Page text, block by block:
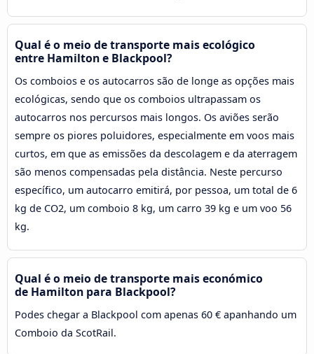
Qual é o meio de transporte mais ecológico
entre Hamilton e Blackpool?
Os comboios e os autocarros são de longe as opções mais
ecológicas, sendo que os comboios ultrapassam os
autocarros nos percursos mais longos. Os aviões serão
sempre os piores poluidores, especialmente em voos mais
curtos, em que as emissões da descolagem e da aterragem
são menos compensadas pela distância. Neste percurso
específico, um autocarro emitirá, por pessoa, um total de 6
kg de CO2, um comboio 8 kg, um carro 39 kg e um voo 56
kg.
Qual é o meio de transporte mais económico
de Hamilton para Blackpool?
Podes chegar a Blackpool com apenas 60 € apanhando um
Comboio da ScotRail.